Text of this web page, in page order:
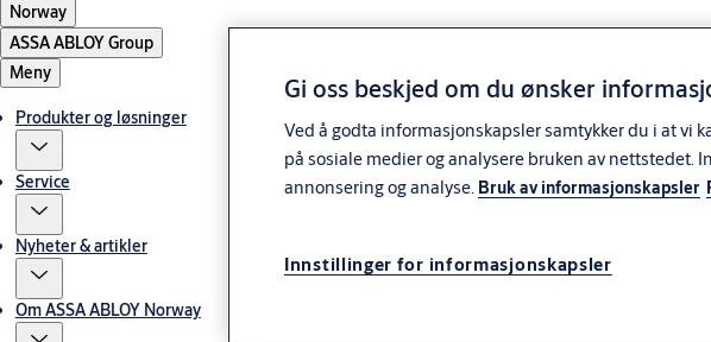
Norway
ASSA ABLOY Group
Meny
Produkter og løsninger
Service
Nyheter & artikler
Om ASSA ABLOY Norway
Gi oss beskjed om du ønsker
Ved å godta informasjonskapsler samtykker du i at vi
på sosiale medier og analysere bruken av nettstedet.
annonsering og analyse. Bruk av informasjonskapsler
Innstillinger for informasjonskapsler